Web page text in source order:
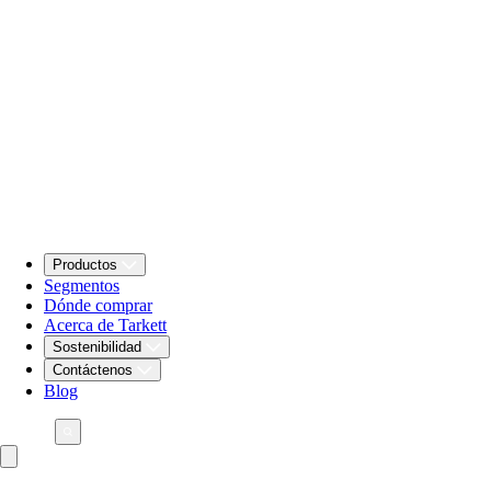
Productos
Segmentos
Dónde comprar
Acerca de Tarkett
Sostenibilidad
Contáctenos
Blog